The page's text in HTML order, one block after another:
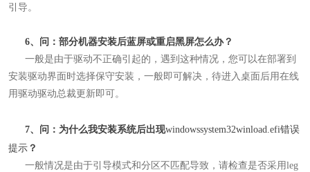
引导。
6、问：部分机器安装后蓝屏或重启黑屏怎么办？
一般是由于驱动不正确引起的，遇到这种情况，您可以在部署到
安装驱动界面时选择保守安装 ，一般即可解决，待进入桌面后用在线
用驱动驱动总裁更新即可。
7、问：为什么我安装系统后出现windowssystem32winload.efi错误
提示 ？
一般情况是由于引导模式和分区不匹配导致，请检查是否采用leg